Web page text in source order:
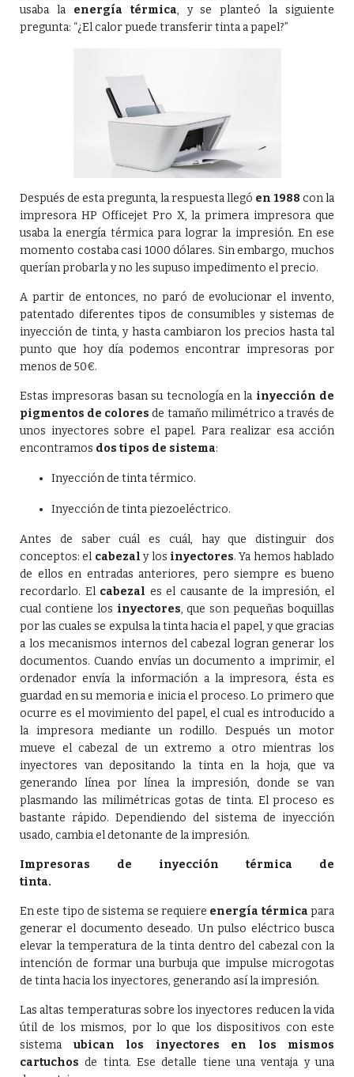
usaba la energía térmica, y se planteó la siguiente
pregunta: “¿El calor puede transferir tinta a papel?”
Después de esta pregunta, la respuesta llegó en 1988 con la
impresora HP Officejet Pro X, la primera impresora que
usaba la energía térmica para lograr la impresión. En ese
momento costaba casi 1000 dólares. Sin embargo, muchos
querían probarla y no les supuso impedimento el precio.
A partir de entonces, no paró de evolucionar el invento,
patentado diferentes tipos de consumibles y sistemas de
inyección de tinta, y hasta cambiaron los precios hasta tal
punto que hoy día podemos encontrar impresoras por
menos de 50€.
Estas impresoras basan su tecnología en la inyección de
pigmentos de colores de tamaño milimétrico a través de
unos inyectores sobre el papel. Para realizar esa acción
encontramos dos tipos de sistema:
Inyección de tinta térmico.
Inyección de tinta piezoeléctrico.
Antes de saber cuál es cuál, hay que distinguir dos
conceptos: el cabezal y los inyectores. Ya hemos hablado
de ellos en entradas anteriores, pero siempre es bueno
recordarlo. El cabezal es el causante de la impresión, el
cual contiene los inyectores, que son pequeñas boquillas
por las cuales se expulsa la tinta hacia el papel, y que gracias
a los mecanismos internos del cabezal logran generar los
documentos. Cuando envías un documento a imprimir, el
ordenador envía la información a la impresora, ésta es
guardad en su memoria e inicia el proceso. Lo primero que
ocurre es el movimiento del papel, el cual es introducido a
la impresora mediante un rodillo. Después un motor
mueve el cabezal de un extremo a otro mientras los
inyectores van depositando la tinta en la hoja, que va
generando línea por línea la impresión, donde se van
plasmando las milimétricas gotas de tinta. El proceso es
bastante rápido. Dependiendo del sistema de inyección
usado, cambia el detonante de la impresión.
Impresoras de inyección térmica de
tinta.
En este tipo de sistema se requiere energía térmica para
generar el documento deseado. Un pulso eléctrico busca
elevar la temperatura de la tinta dentro del cabezal con la
intención de formar una burbuja que impulse microgotas
de tinta hacia los inyectores, generando así la impresión.
Las altas temperaturas sobre los inyectores reducen la vida
útil de los mismos, por lo que los dispositivos con este
sistema ubican los inyectores en los mismos
cartuchos de tinta. Ese detalle tiene una ventaja y una